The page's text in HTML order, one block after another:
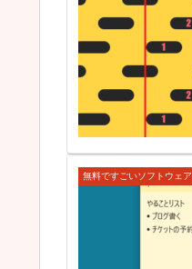
無料ですごいソフトウェア